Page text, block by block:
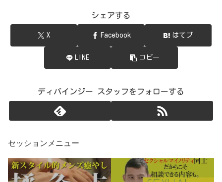
シェアする
X Facebook はてブ
LINE コピー
ディバインジー スタッフをフォローする
セッションメニュー